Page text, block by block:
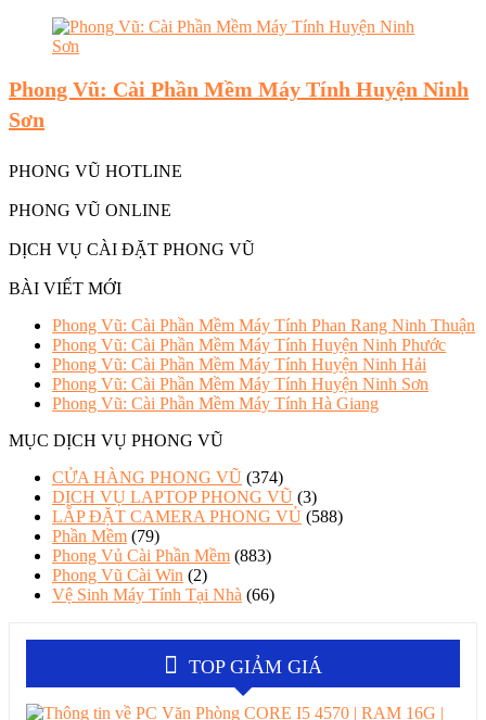
Phong Vũ: Cài Phần Mềm Máy Tính Huyện Ninh
Sơn
PHONG VŨ HOTLINE
PHONG VŨ ONLINE
DỊCH VỤ CÀI ĐẶT PHONG VŨ
BÀI VIẾT MỚI
Phong Vũ: Cài Phần Mềm Máy Tính Phan Rang Ninh Thuận
Phong Vũ: Cài Phần Mềm Máy Tính Huyện Ninh Phước
Phong Vũ: Cài Phần Mềm Máy Tính Huyện Ninh Hải
Phong Vũ: Cài Phần Mềm Máy Tính Huyện Ninh Sơn
Phong Vũ: Cài Phần Mềm Máy Tính Hà Giang
MỤC DỊCH VỤ PHONG VŨ
CỬA HÀNG PHONG VŨ (374)
DỊCH VỤ LAPTOP PHONG VŨ (3)
LẮP ĐẶT CAMERA PHONG VỦ (588)
Phần Mềm (79)
Phong Vủ Cài Phần Mềm (883)
Phong Vũ Cài Win (2)
Vệ Sinh Máy Tính Tại Nhà (66)
TOP GIẢM GIÁ